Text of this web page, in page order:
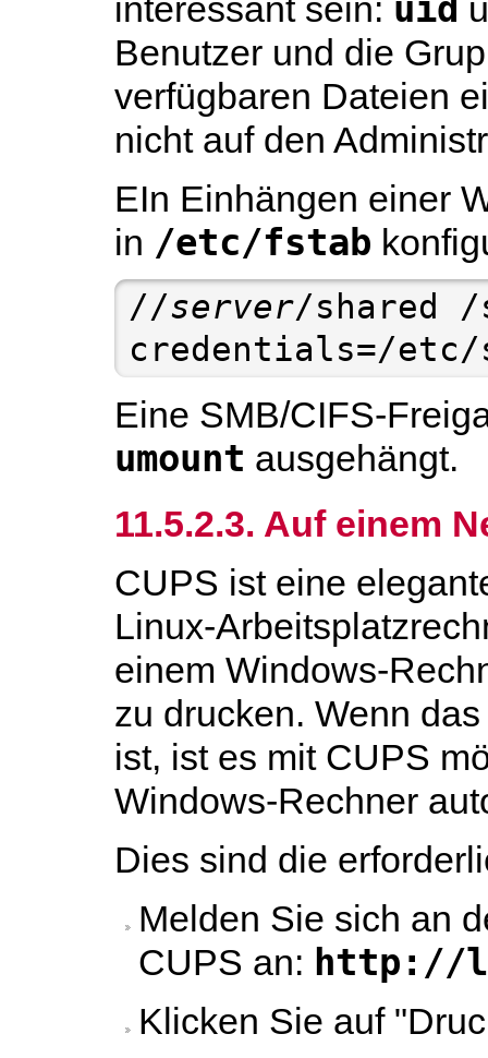
interessant sein:
Benutzer und die
verfügbaren Dateien
nicht auf den
EIn Einhängen einer
in /etc/fstab
//server/shared
credentials=/etc/
Eine SMB/CIFS-
umount ausgehängt.
11.5.2.3. Auf einem
CUPS ist eine
Linux-
einem Windows-
zu drucken. Wenn
ist, ist es mit CUPS
Windows-Rechner
Dies sind die
Melden Sie sich an
CUPS an: http://
Klicken Sie auf